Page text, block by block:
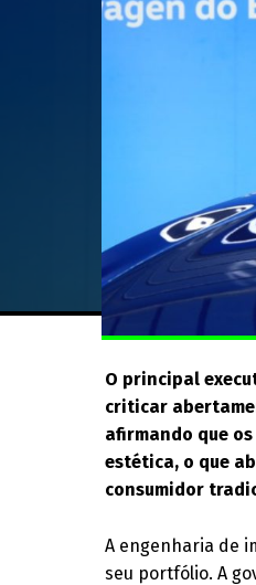
O principal
criticar
afirmando que
estética, o que
consumidor
A engenharia de
seu portfólio. A